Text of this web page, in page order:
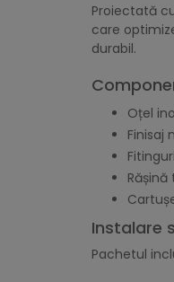
Proiectată
care
durabil.
Oțel
Finisaj
Instalare
Pachetul